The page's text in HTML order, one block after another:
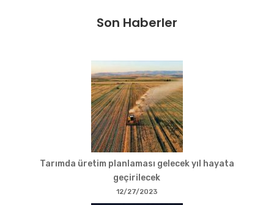
Son Haberler
Tarımda üretim planlaması gelecek yıl hayata
geçirilecek
12/27/2023